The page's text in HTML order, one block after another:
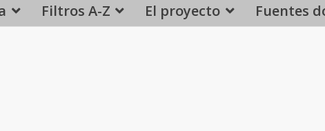
Filtros A-Z El proyecto Fuentes